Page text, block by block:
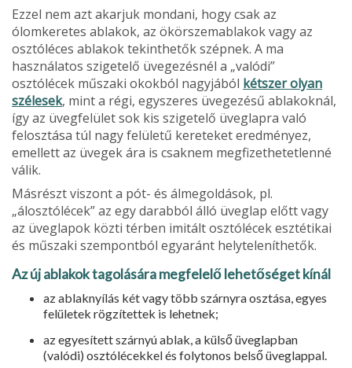
Ezzel nem azt akarjuk mondani, hogy csak az
ólomkeretes ablakok, az ökörszemablakok vagy az
osztóléces ablakok tekinthetők szépnek. A ma
használatos szigetelő üvegezésnél a „valódi”
osztólécek műszaki okokból nagyjából kétszer olyan
szélesek, mint a régi, egyszeres üvegezésű ablakoknál,
így az üvegfelület sok kis szigetelő üveglapra való
felosztása túl nagy felületű kerete­ket eredményez,
emellett az üvegek ára is csak­nem megfizethetetlenné
válik.
Másrészt viszont a pót- és álmegoldások, pl.
„álosztólécek” az egy darabból álló üveglap előtt vagy
az üveglapok közti térben imitált osztólécek esztétikai
és műszaki szempontból egyaránt helyteleníthetők.
Az új ablakok tagolására megfelelő lehetőséget kínál
az ablaknyílás két vagy több szárnyra osztása, egyes
felületek rögzítettek is lehetnek;
az egyesített szárnyú ablak, a külső üveglap­ban
(valódi) osztólécekkel és folytonos belső üveglappal.